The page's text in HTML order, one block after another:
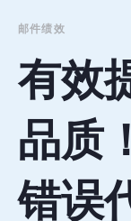
邮件绩效
有效
品质
错误